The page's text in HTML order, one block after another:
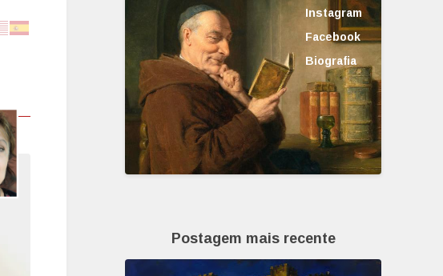
Instagram
Facebook
Biografia
Postagem mais recente